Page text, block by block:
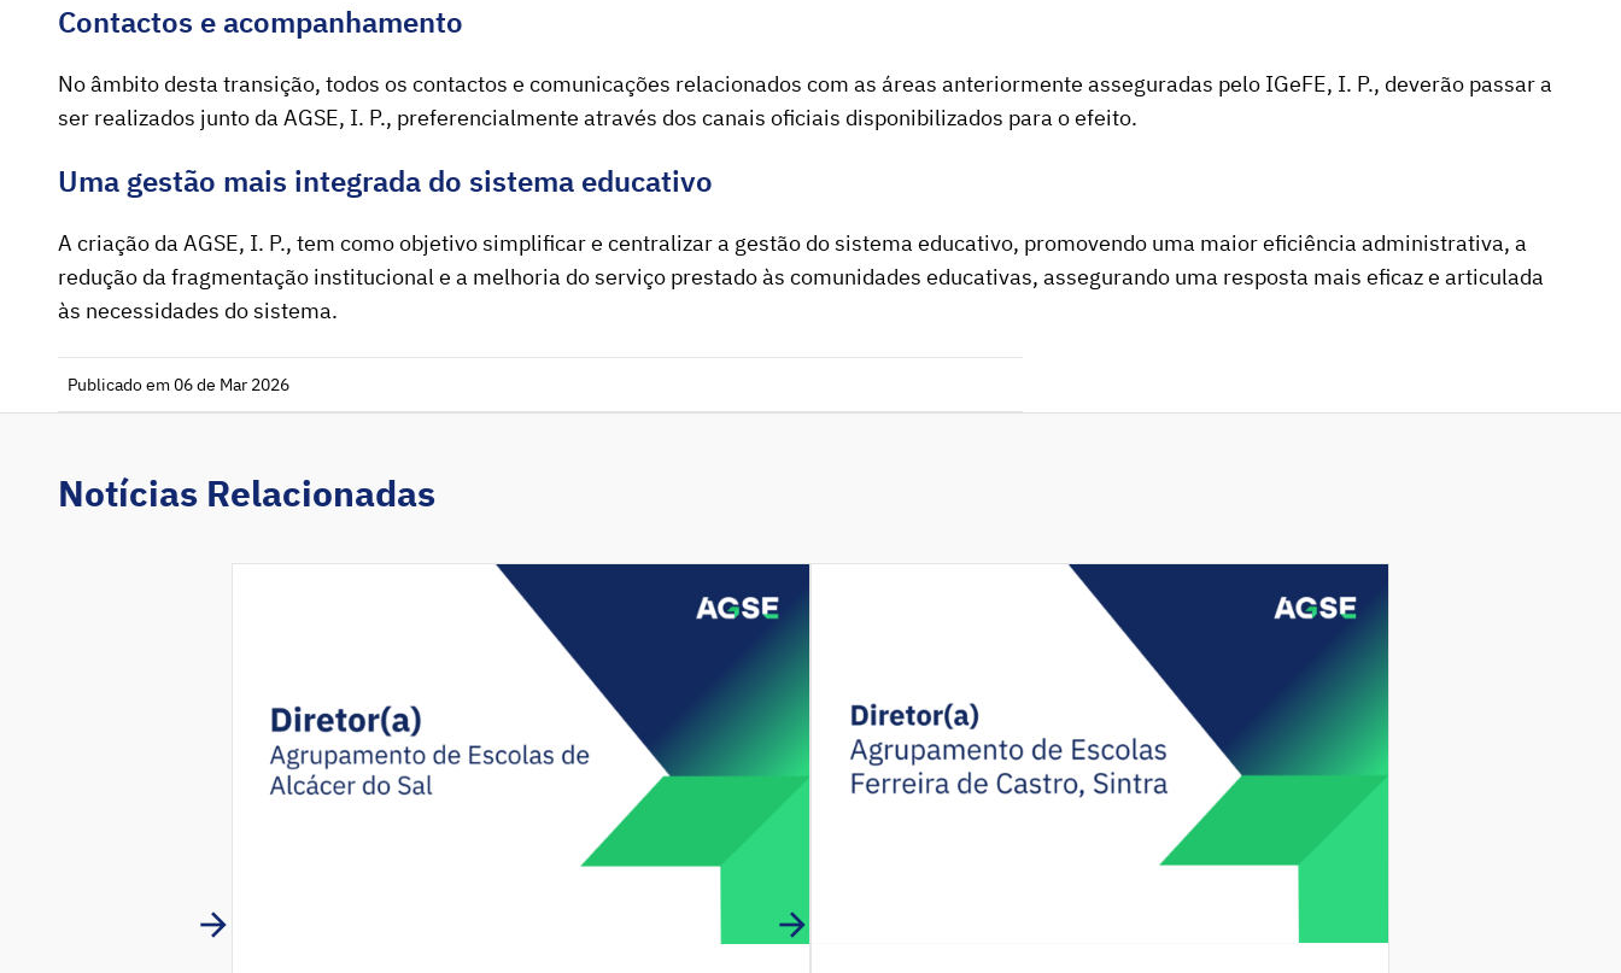
Contactos e acompanhamento
No âmbito desta transição, todos os contactos e comunicações relacionados com as áreas anteriormente asseguradas pelo IGeFE, I. P., deverão passar a
ser realizados junto da AGSE, I. P., preferencialmente através dos canais oficiais disponibilizados para o efeito.
Uma gestão mais integrada do sistema educativo
A criação da AGSE, I. P., tem como objetivo simplificar e centralizar a gestão do sistema educativo, promovendo uma maior eficiência administrativa, a
redução da fragmentação institucional e a melhoria do serviço prestado às comunidades educativas, assegurando uma resposta mais eficaz e articulada
às necessidades do sistema.
Publicado em 06 de Mar 2026
Notícias Relacionadas